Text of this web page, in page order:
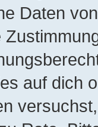
Daten
auf dich